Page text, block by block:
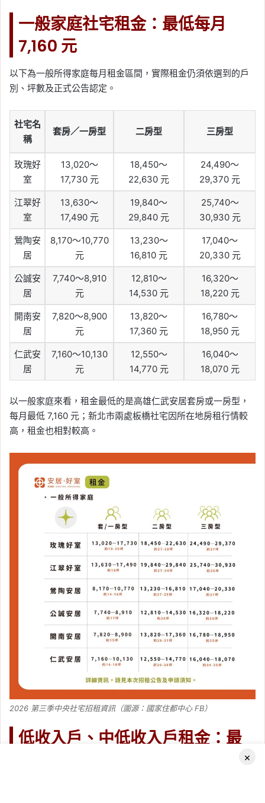
一般家庭社宅租金：最低每月
7,160 元
以下為一般所得家庭每月租金區間，實際租金仍須依選到的戶
別、坪數及正式公告認定。
社宅名
稱
套房／一房型 二房型 三房型
玫瑰好
室
13,020～
17,730 元
18,450～
22,630 元
24,490～
29,370 元
江翠好
室
13,630～
17,490 元
19,840～
29,840 元
25,740～
30,930 元
鶯陶安
居
8,170～10,770
元
13,230～
16,810 元
17,040～
20,330 元
公誠安
居
7,740～8,910
元
12,810～
14,530 元
16,320～
18,220 元
開南安
居
7,820～8,900
元
13,820～
17,360 元
16,780～
18,950 元
仁武安
居
7,160～10,130
元
12,550～
14,770 元
16,040～
18,070 元
以一般家庭來看，租金最低的是高雄仁武安居套房或一房型，
每月最低 7,160 元；新北市兩處板橋社宅因所在地房租行情較
高，租金也相對較高。
2026 第三季中央社宅招租資訊（圖源：國家住都中心 FB）
低收入戶、中低收入戶租金：最
×